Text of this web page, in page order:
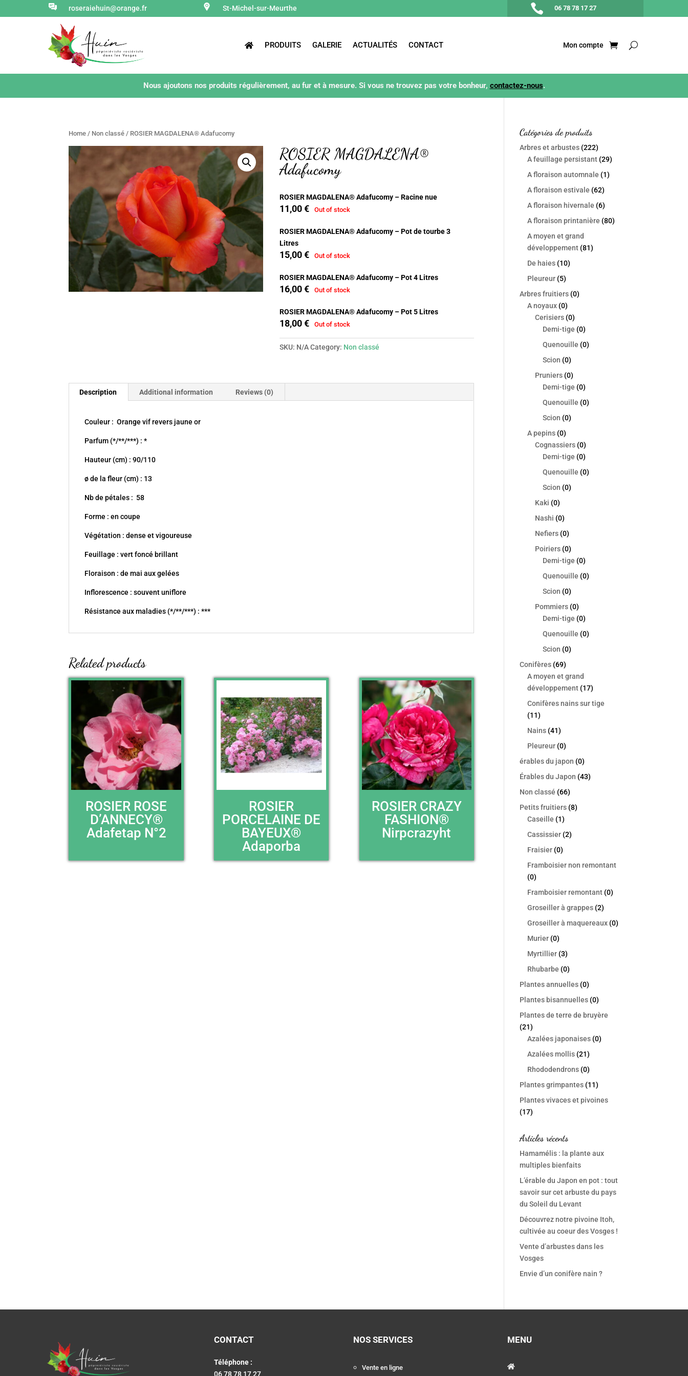
roseraiehuin@orange.fr St-Michel-sur-Meurthe  06 78 78 17 27
PRODUITS GALERIE ACTUALITÉS CONTACT Mon compte
Nous ajoutons nos produits régulièrement, au fur et à mesure. Si vous ne trouvez pas votre bonheur, contactez-nous.
Home / Non classé / ROSIER MAGDALENA® Adafucomy
ROSIER MAGDALENA®
Adafucomy
ROSIER MAGDALENA® Adafucomy – Racine nue
11,00€ Out of stock
ROSIER MAGDALENA® Adafucomy – Pot de tourbe 3
Litres
15,00€ Out of stock
ROSIER MAGDALENA® Adafucomy – Pot 4 Litres
16,00€ Out of stock
ROSIER MAGDALENA® Adafucomy – Pot 5 Litres
18,00€ Out of stock
SKU: N/ACategory: Non classé
Description Additional information Reviews (0)
Couleur : Orange vif revers jaune or
Parfum (*/**/***) : *
Hauteur (cm) : 90/110
ø de la fleur (cm) : 13
Nb de pétales : 58
Forme : en coupe
Végétation : dense et vigoureuse
Feuillage : vert foncé brillant
Floraison : de mai aux gelées
Inflorescence : souvent uniflore
Résistance aux maladies (*/**/***) : ***
Related products
ROSIER ROSE
D’ANNECY®
Adafetap N°2
ROSIER
PORCELAINE DE
BAYEUX®
Adaporba
ROSIER CRAZY
FASHION®
Nirpcrazyht
Catégories de produits
Arbres et arbustes(222)
A feuillage persistant(29)
A floraison automnale (1)
A floraison estivale (62)
A floraison hivernale (6)
A floraison printanière (80)
A moyen et grand
développement(81)
De haies(10)
Pleureur(5)
Arbres fruitiers(0)
A noyaux(0)
Cerisiers(0)
Demi-tige (0)
Quenouille (0)
Scion (0)
Pruniers(0)
Demi-tige (0)
Quenouille (0)
Scion (0)
A pepins(0)
Cognassiers(0)
Demi-tige (0)
Quenouille (0)
Scion (0)
Kaki (0)
Nashi (0)
Nefiers(0)
Poiriers(0)
Demi-tige (0)
Quenouille (0)
Scion (0)
Pommiers(0)
Demi-tige (0)
Quenouille (0)
Scion (0)
Conifères(69)
A moyen et grand
développement(17)
Conifères nains sur tige
(11)
Nains(41)
Pleureur(0)
érables du japon (0)
Érables du Japon (43)
Non classé (66)
Petits fruitiers(8)
Caseille (1)
Cassissier(2)
Fraisier(0)
Framboisier non remontant
(0)
Framboisier remontant(0)
Groseiller à grappes(2)
Groseiller à maquereaux(0)
Murier(0)
Myrtillier(3)
Rhubarbe (0)
Plantes annuelles(0)
Plantes bisannuelles(0)
Plantes de terre de bruyère
(21)
Azalées japonaises(0)
Azalées mollis(21)
Rhododendrons(0)
Plantes grimpantes(11)
Plantes vivaces et pivoines
(17)
Articles récents
Hamamélis : la plante aux
multiples bienfaits
L’érable du Japon en pot : tout
savoir sur cet arbuste du pays
du Soleil du Levant
Découvrez notre pivoine Itoh,
cultivée au coeur des Vosges !
Vente d’arbustes dans les
Vosges
Envie d’un conifère nain ?
CONTACT
Téléphone :
06 78 78 17 27
NOS SERVICES
Vente en ligne
MENU